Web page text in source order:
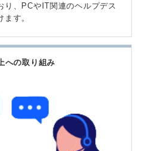
り、PCやIT関連のヘルプデス
す。
への取り組み